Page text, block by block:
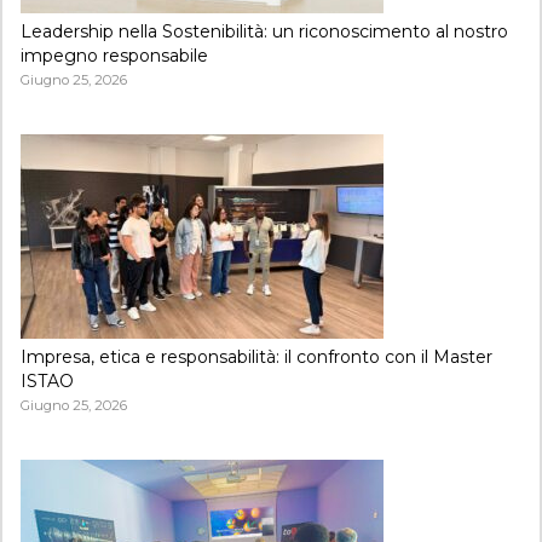
Leadership nella Sostenibilità: un riconoscimento al nostro
impegno responsabile
Giugno 25, 2026
Impresa, etica e responsabilità: il confronto con il Master
ISTAO
Giugno 25, 2026